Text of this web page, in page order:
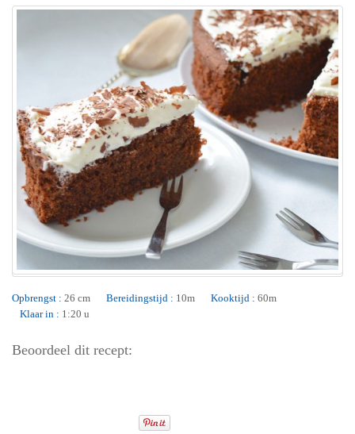
Opbrengst : 26 cm Bereidingstijd : 10m Kooktijd : 60m
Klaar in : 1:20 u
Beoordeel dit recept: